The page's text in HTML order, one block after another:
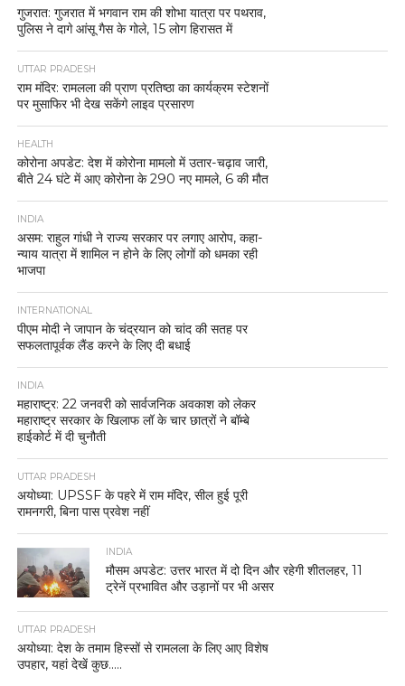
गुजरात: गुजरात में भगवान राम की शोभा यात्रा पर पथराव,
पुलिस ने दागे आंसू गैस के गोले, 15 लोग हिरासत में
UTTAR PRADESH
राम मंदिर: रामलला की प्राण प्रतिष्ठा का कार्यक्रम स्टेशनों
पर मुसाफिर भी देख सकेंगे लाइव प्रसारण
HEALTH
कोरोना अपडेट: देश में कोरोना मामलो में उतार-चढ़ाव जारी,
बीते 24 घंटे में आए कोरोना के 290 नए मामले, 6 की मौत
INDIA
असम: राहुल गांधी ने राज्य सरकार पर लगाए आरोप, कहा-
न्याय यात्रा में शामिल न होने के लिए लोगों को धमका रही
भाजपा
INTERNATIONAL
पीएम मोदी ने जापान के चंद्रयान को चांद की सतह पर
सफलतापूर्वक लैंड करने के लिए दी बधाई
INDIA
महाराष्ट्र: 22 जनवरी को सार्वजनिक अवकाश को लेकर
महाराष्ट्र सरकार के खिलाफ लॉ के चार छात्रों ने बॉम्बे
हाईकोर्ट में दी चुनौती
UTTAR PRADESH
अयोध्या: UPSSF के पहरे में राम मंदिर, सील हुई पूरी
रामनगरी, बिना पास प्रवेश नहीं
INDIA
मौसम अपडेट: उत्तर भारत में दो दिन और रहेगी शीतलहर, 11
ट्रेनें प्रभावित और उड़ानों पर भी असर
UTTAR PRADESH
अयोध्या: देश के तमाम हिस्सों से रामलला के लिए आए विशेष
उपहार, यहां देखें कुछ…..